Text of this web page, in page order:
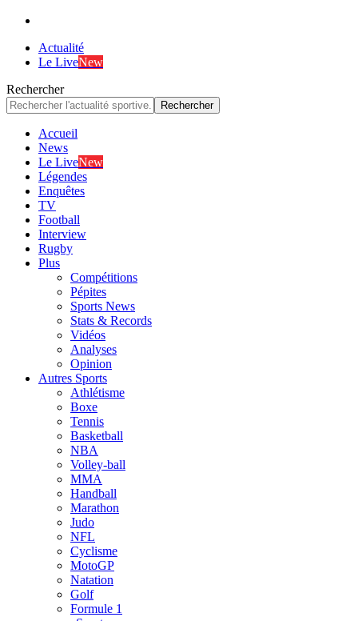
Actualité
Le LiveNew
Rechercher
Accueil
News
Le LiveNew
Légendes
Enquêtes
TV
Football
Interview
Rugby
Plus
Compétitions
Pépites
Sports News
Stats & Records
Vidéos
Analyses
Opinion
Autres Sports
Athlétisme
Boxe
Tennis
Basketball
NBA
Volley-ball
MMA
Handball
Marathon
Judo
NFL
Cyclisme
MotoGP
Natation
Golf
Formule 1